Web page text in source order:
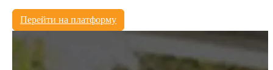
Перейти на платформу